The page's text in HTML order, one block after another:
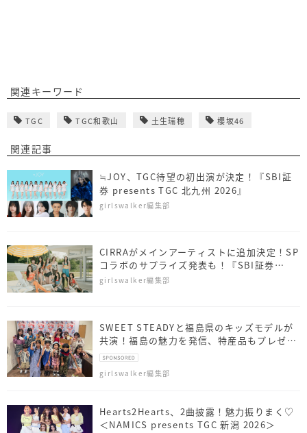
関連キーワード
TGC TGC和歌山 土生瑞穂 櫻坂46
関連記事
≒JOY、TGC待望の初出演が決定！『SBI証
券 presents TGC 北九州 2026』
girlswalker編集部
CIRRAがメインアーティストに追加決定！SP
コラボのサプライズ発表も！『SBI証券
presents TGC 北九州 2026』
girlswalker編集部
SWEET STEADYと福島県のキッズモデルが
共演！福島の魅力を発信、特産品もプレゼン
ト
girlswalker編集部
Hearts2Hearts、2曲披露！魅力振りまく♡
＜NAMICS presents TGC 新潟 2026＞